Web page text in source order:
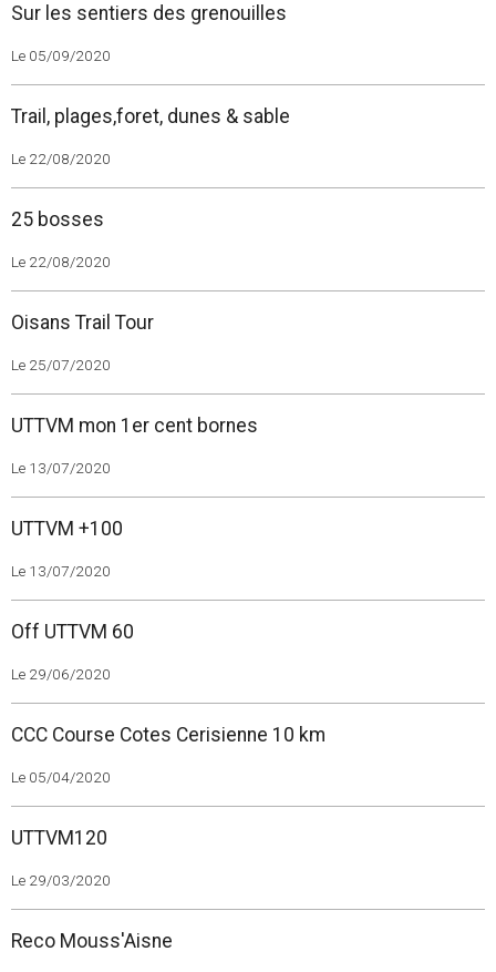
Sur les sentiers des grenouilles
Le 05/09/2020
Trail, plages,foret, dunes & sable
Le 22/08/2020
25 bosses
Le 22/08/2020
Oisans Trail Tour
Le 25/07/2020
UTTVM mon 1er cent bornes
Le 13/07/2020
UTTVM +100
Le 13/07/2020
Off UTTVM 60
Le 29/06/2020
CCC Course Cotes Cerisienne 10 km
Le 05/04/2020
UTTVM120
Le 29/03/2020
Reco Mouss'Aisne